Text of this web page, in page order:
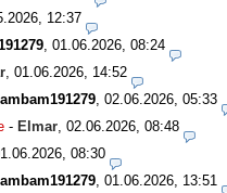
12:37
01.06.2026, 08:24
01.06.2026, 14:52
02.06.2026, 05:33
- Elmar 02.06.2026, 08:48
08:30
01.06.2026, 13:51